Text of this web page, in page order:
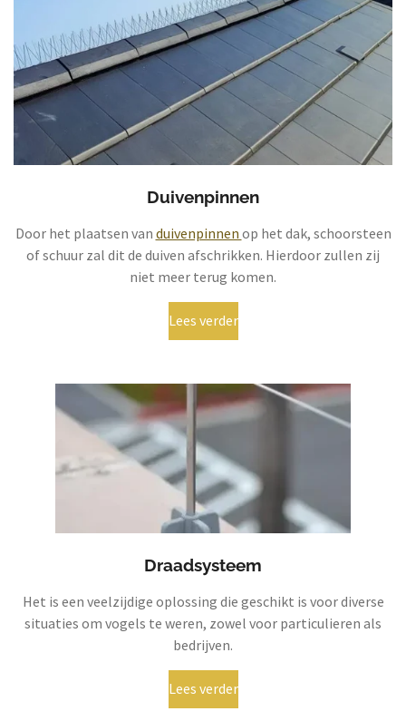
Duivenpinnen
Door het plaatsen van duivenpinnen op het dak, schoorsteen
of schuur zal dit de duiven afschrikken. Hierdoor zullen zij
niet meer terug komen.
Lees verder
Draadsysteem
Het is een veelzijdige oplossing die geschikt is voor diverse
situaties om vogels te weren, zowel voor particulieren als
bedrijven.
Lees verder